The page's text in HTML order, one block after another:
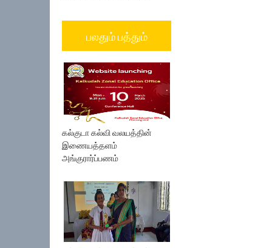
பலதும் பத்தும்
கல்குடா கல்வி வலயத்தின்
இணையத்தளம்
அங்குரார்ப்பணம்